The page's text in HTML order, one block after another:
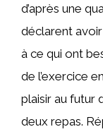
d’après une
déclarent
à ce qui ont
de l’exercice
plaisir au futur
deux repas.